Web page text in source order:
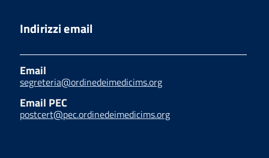
Indirizzi email
Email
segreteria@ordinedeimedicims.org
Email PEC
postcert@pec.ordinedeimedicims.org